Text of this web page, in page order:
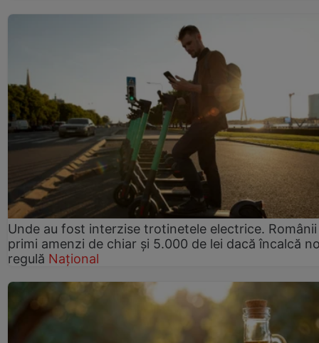
Unde au fost interzise trotinetele electrice.
primi amenzi de chiar și 5.000 de lei dacă încalcă
regulă Național